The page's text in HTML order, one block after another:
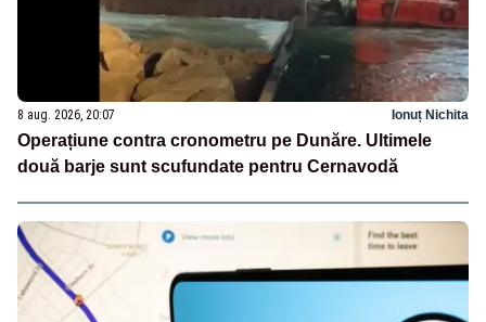
8 aug. 2026, 20:07 Ionuț Nichita
Operațiune contra cronometru pe Dunăre. Ultimele
două barje sunt scufundate pentru Cernavodă